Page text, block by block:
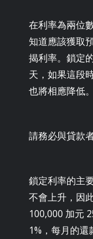
在利率為兩位
知道應該獲取
揭利率。鎖定
天，如果這段
也將相應降低。
請務必與貸款
鎖定利率的主
不會上升，因
100,000 加元
1%，每月的